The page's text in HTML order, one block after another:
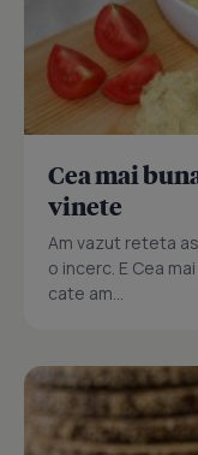
Cea mai
vinete
Am vazut reteta
o incerc. E Cea
cate am...